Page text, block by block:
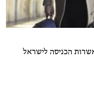
הכניסה לישראל